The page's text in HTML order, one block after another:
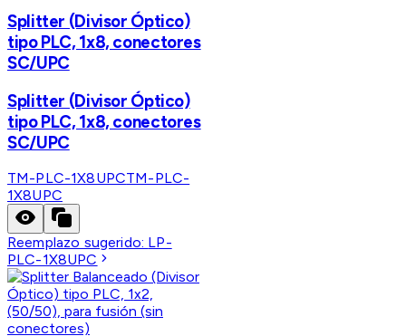
Splitter (Divisor Óptico)
tipo PLC, 1x8, conectores
SC/UPC
Splitter (Divisor Óptico)
tipo PLC, 1x8, conectores
SC/UPC
TM-PLC-1X8UPCTM-PLC-
1X8UPC
Reemplazo sugerido: LP-
PLC-1X8UPC